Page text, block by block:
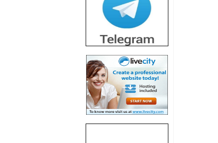
חשיפת מה שלא
רוצים שתדעו בעניין
פריסת אנלימיטד
(בניחוח בלתי נסבל) -
כאן
חשיפה: איוב קרא
אישר לקבוצת סלקום
בדיוק מה שביבי אישר
כאן
האם השר איוב קרא
היה צריך בכלל לחתום
על האישור, שנתן